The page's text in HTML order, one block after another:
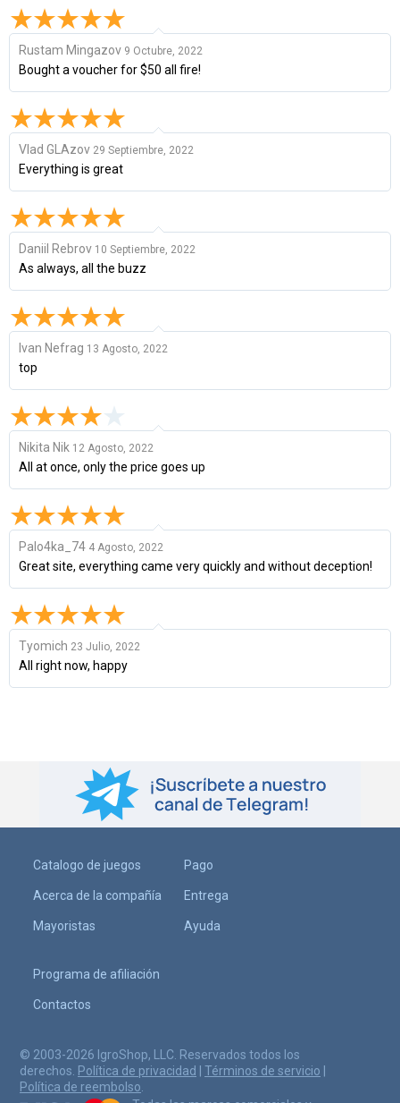
Rustam Mingazov 9 Octubre, 2022
Bought a voucher for $50 all fire!
Vlad GLAzov 29 Septiembre, 2022
Everything is great
Daniil Rebrov 10 Septiembre, 2022
As always, all the buzz
Ivan Nefrag 13 Agosto, 2022
top
Nikita Nik 12 Agosto, 2022
All at once, only the price goes up
Palo4ka_74 4 Agosto, 2022
Great site, everything came very quickly and without deception!
Tyomich 23 Julio, 2022
All right now, happy
Catalogo de juegos
Acerca de la compañía
Mayoristas
Pago
Entrega
Ayuda
Programa de afiliación
Contactos
© 2003-2026 IgroShop, LLC. Reservados todos los
derechos. Política de privacidad Términos de servicio
Política de reembolso.